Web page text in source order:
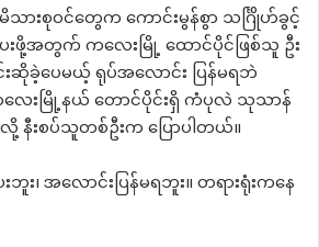
ားစုဝင်တွေက ကောင်းမွန်စွာ သင်္ဂြိုဟ်ခွင့်
းဖို့အတွက် ကလေးမြို့ ထောင်ပိုင်ဖြစ်သူ ဦး
ဆိုခဲ့ပေမယ့် ရုပ်အလောင်း ပြန်မရဘဲ
ေးမြို့နယ် တောင်ပိုင်းရှိ ကံပုလဲ သုသာန်
နီးစပ်သူတစ်ဦးက ပြောပါတယ်။
း၊ အလောင်းပြန်မရဘူး။ တရားရုံးကနေ